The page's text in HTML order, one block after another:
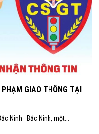
GIAO THÔNG TẠI
Ninh Bắc Ninh, một...